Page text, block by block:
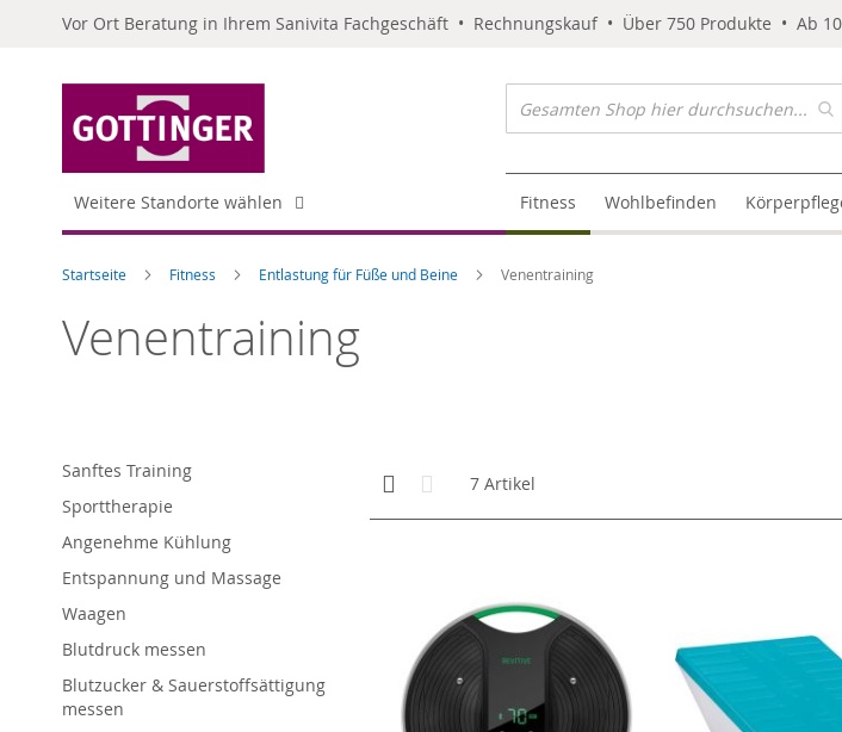
Vor Ort Beratung in Ihrem Sanivita Fachgeschäft • Rechnungskauf • Über 750 Produkte • Ab
Weitere Standorte wählen Fitness Wohlbefinden
Startseite Fitness Entlastung für Füße und Beine Venentraining
Venentraining
Anzeigen
als
Kachelansicht
Liste7 Artikel
Sanftes Training
Sporttherapie
Angenehme Kühlung
Entspannung und Massage
Waagen
Blutdruck messen
Blutzucker & Sauerstoffsättigung
messen